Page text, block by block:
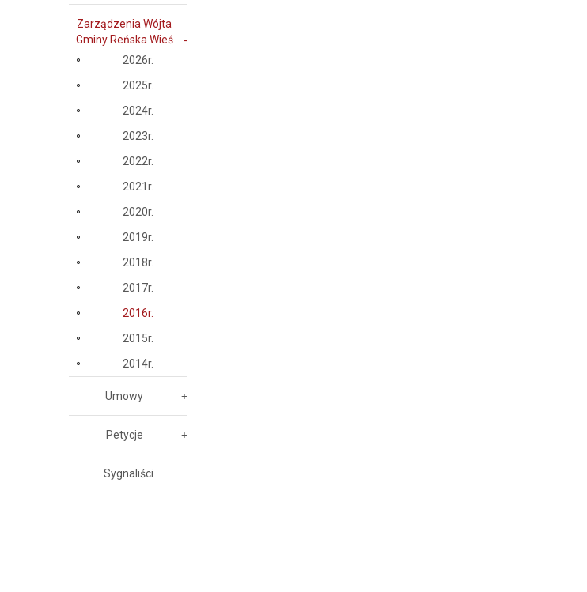
Zarządzenia Wójta
Gminy Reńska Wieś
2026r.
2025r.
2024r.
2023r.
2022r.
2021r.
2020r.
2019r.
2018r.
2017r.
2016r.
2015r.
2014r.
Umowy
Petycje
Sygnaliści